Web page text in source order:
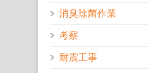
消臭除菌作業
考察
耐震工事